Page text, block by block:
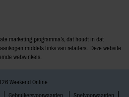
marketing programma’s, dat houdt in dat
middels links van retailers. Deze website
webwinkels.
Weekend Online
Gebruikersvoorwaarden Spelvoorwaarden